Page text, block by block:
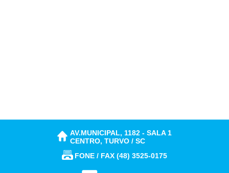
AV.MUNICIPAL, 1182 - SALA 1
CENTRO, TURVO / SC
FONE / FAX (48) 3525-0175